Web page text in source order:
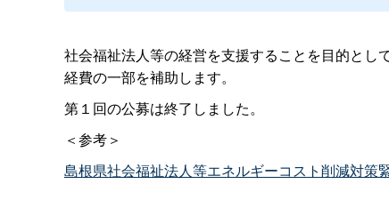
社会福祉法人等の経営を支援することを目的とし
経費の一部を補助します。
第１回の公募は終了しました。
＜参考＞
島根県社会福祉法人等エネルギーコスト削減対策